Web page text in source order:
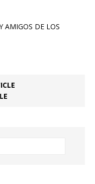
AMIGOS DE LOS